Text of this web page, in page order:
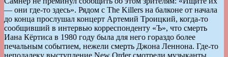
— они где-то здесь». Рядом с The Killers на балконе от начала
до конца прослушал концерт Артемий Троицкий, когда-то
сообщивший в интервью корреспонденту «Ъ», что смерть
Иана Кёртиса в 1980 году была для него гораздо более
печальным событием, нежели смерть Джона Леннона. Где-то
неподалеку выступление New Order смотрели музыканты